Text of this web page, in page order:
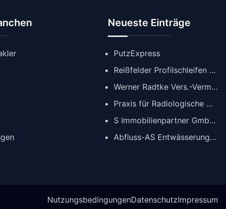
Neueste Einträge
PutzExpress
Reißfelder Profilschleifen GmbH
Werner Radtke Vers.-Verm. GmbH
Praxis für Radiologische Diagnostik
S Immobilienpartner GmbH | Immobilienmakler Köln
Abfluss-AS Entwässerungstechnik GmbH
NutzungsbedingungenDatenschutzImpressum